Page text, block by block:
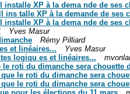
installe XP à la dema nde de ses
ins talle XP à la demande de ses
installe XP à la dema nde de ses
Yves Masur
Rémy Pilliard
et linéaires...
Yves Masur
logiqu es et linéaires...
roti du dimanche sera chouette
le roti du dimanche sera
le roti du dimanche sera